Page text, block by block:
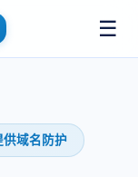
☰
供域名防护